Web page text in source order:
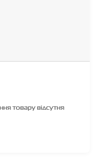
товару відсутня